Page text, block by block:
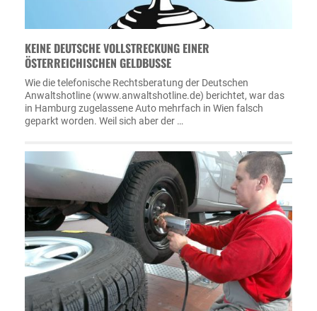
KEINE DEUTSCHE VOLLSTRECKUNG EINER
ÖSTERREICHISCHEN GELDBUSSE
Wie die telefonische Rechtsberatung der Deutschen
Anwaltshotline (www.anwaltshotline.de) berichtet, war das
in Hamburg zugelassene Auto mehrfach in Wien falsch
geparkt worden. Weil sich aber der …